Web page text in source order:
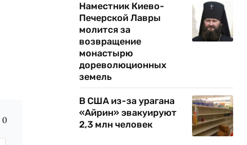
0
Наместник Киево-
Печерской Лавры
молится за
возвращение
монастырю
дореволюционных
земель
В США из-за урагана
«Айрин» эвакуируют
2,3 млн человек